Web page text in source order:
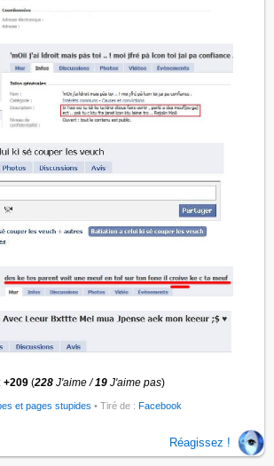
+209 (228J'aime /19 J'aime pas)
et pages stupides • Tiré de :Facebook
Réagissez !